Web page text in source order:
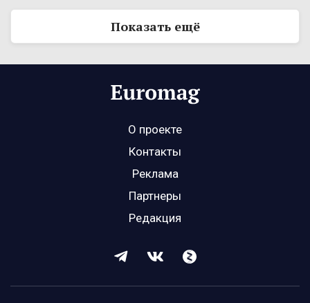
Показать ещё
О проекте
Контакты
Реклама
Партнеры
Редакция